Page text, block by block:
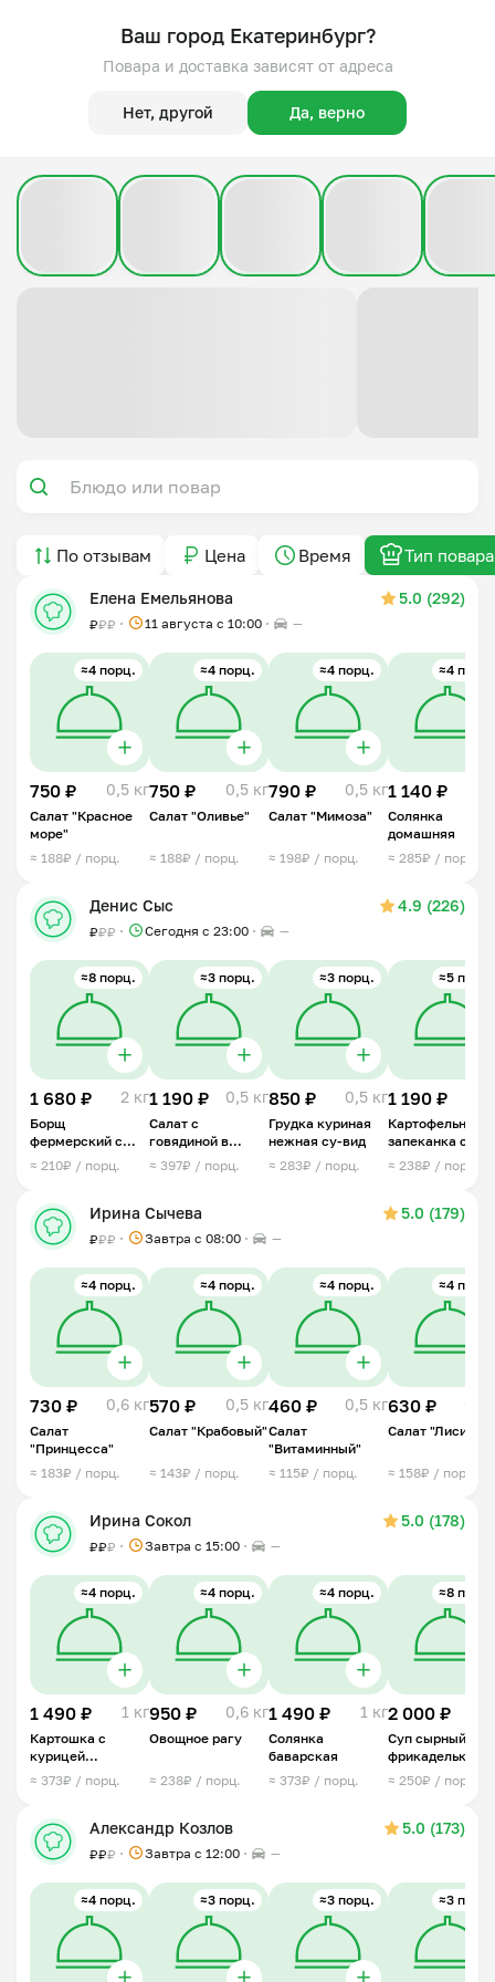
Ваш город Екатеринбург?
Повара и доставка зависят от адреса
Нет, другой Да, верно
По отзывам Цена Время Тип повара
Елена Емельянова 5.0 (292)
₽₽₽ 11 августа с 10:00 —
≈4 порц.
750 ₽ 0,5 кг
Салат "Красное
море"
≈ 188₽ / порц.
≈4 порц.
750 ₽ 0,5 кг
Салат "Оливье"
≈ 188₽ / порц.
≈4 порц.
790 ₽ 0,5 кг
Салат "Мимоза"
≈ 198₽ / порц.
≈4 порц.
1 140 ₽
Солянка
домашняя
≈ 285₽ / порц.
Денис Сыс 4.9 (226)
₽₽₽ Сегодня с 23:00 —
≈8 порц.
1 680 ₽ 2 кг
Борщ
фермерский с
говядиной
≈ 210₽ / порц.
≈3 порц.
1 190 ₽ 0,5 кг
Салат с
говядиной в
медово-
горчичной
≈ 397₽ / порц.
≈3 порц.
850 ₽ 0,5 кг
Грудка куриная
нежная су-вид
≈ 283₽ / порц.
≈5 порц.
1 190 ₽
Картофельная
запеканка с
мясным
≈ 238₽ / порц.
Ирина Сычева 5.0 (179)
₽₽₽ Завтра c 08:00 —
≈4 порц.
730 ₽ 0,6 кг
Салат
"Принцесса"
≈ 183₽ / порц.
≈4 порц.
570 ₽ 0,5 кг
Салат "Крабовый"
≈ 143₽ / порц.
≈4 порц.
460 ₽ 0,5 кг
Салат
"Витаминный"
≈ 115₽ / порц.
≈4 порц.
630 ₽
Салат "Лисичка"
≈ 158₽ / порц.
Ирина Сокол 5.0 (178)
₽₽₽ Завтра c 15:00 —
≈4 порц.
1 490 ₽ 1 кг
Картошка с
курицей
тушенная
≈ 373₽ / порц.
≈4 порц.
950 ₽ 0,6 кг
Овощное рагу
≈ 238₽ / порц.
≈4 порц.
1 490 ₽ 1 кг
Солянка
баварская
≈ 373₽ / порц.
≈8 порц.
2 000 ₽
Суп сырный с
фрикадельками
≈ 250₽ / порц.
Александр Козлов 5.0 (173)
₽₽₽ Завтра c 12:00 —
≈4 порц. ≈3 порц. ≈3 порц. ≈3 порц.